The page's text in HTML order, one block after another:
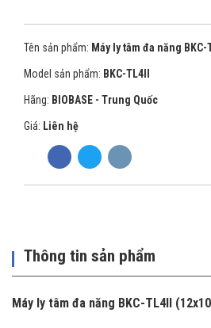
Tên sản phẩm: Máy ly tâm đa năng
Model sản phẩm: BKC-TL4II
Hãng: BIOBASE - Trung Quốc
Giá: Liên hệ
Thông tin sản phẩm
Máy ly tâm đa năng BKC-TL4II